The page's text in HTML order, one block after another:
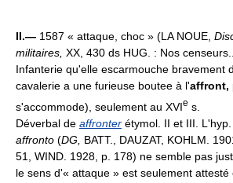
II.— 1587 « attaque, choc » (LA NOUE,
militaires, XX, 430 ds HUG. : Nos
Infanterie qu'elle escarmouche bravement
cavalerie a une furieuse boutee à l'affront,
s'accommode), seulement au XVIe s.
Déverbal de affronter étymol. II et III.
affronto (DG, BATT., DAUZAT, KOHLM.
51, WIND. 1928, p. 178) ne semble pas
le sens d'« attaque » est seulement